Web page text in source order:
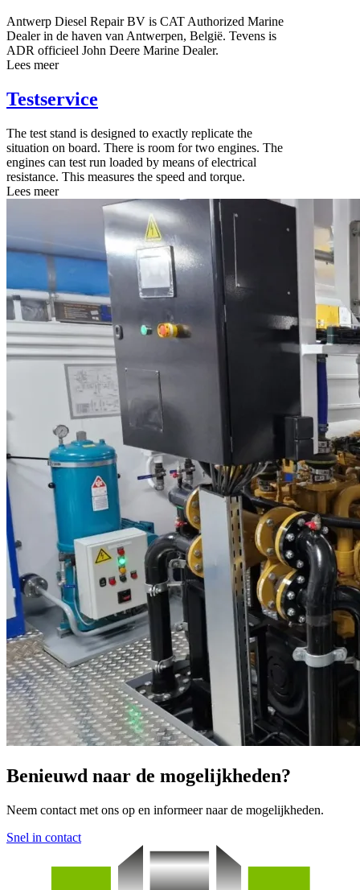
Antwerp Diesel Repair BV is CAT Authorized Marine
Dealer in de haven van Antwerpen, België. Tevens is
ADR officieel John Deere Marine Dealer.
Lees meer
Testservice
The test stand is designed to exactly replicate the
situation on board. There is room for two engines. The
engines can test run loaded by means of electrical
resistance. This measures the speed and torque.
Lees meer
Benieuwd naar de mogelijkheden?
Neem contact met ons op en informeer naar de mogelijkheden.
Snel in contact